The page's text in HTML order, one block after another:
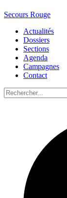
Secours Rouge
Actualités
Dossiers
Sections
Agenda
Campagnes
Contact